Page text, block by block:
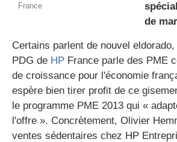
France
de
Certains parlent de nouvel
PDG de HP France parle des PME
de croissance pour l'économie
espère bien tirer profit de ce
le programme PME 2013 qui «
l'offre ». Concrètement, Olivier
ventes sédentaires chez HP